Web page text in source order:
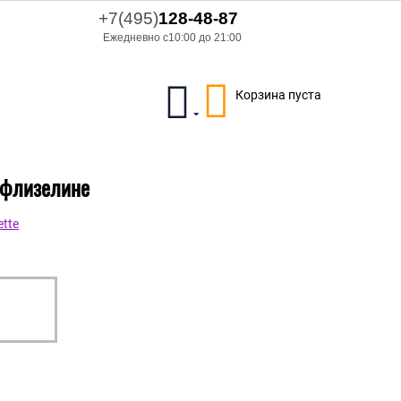
+7(495)128-48-87
Ежедневно с10:00 до 21:00
Корзина пуста